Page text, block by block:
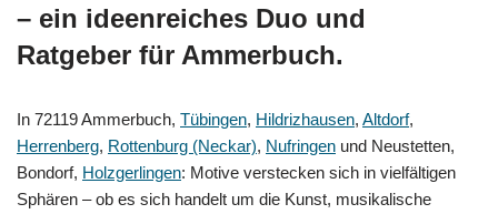
– ein ideenreiches Duo und
Ratgeber für Ammerbuch.
In 72119 Ammerbuch, Tübingen, Hildrizhausen, Altdorf,
Herrenberg, Rottenburg (Neckar), Nufringen und Neustetten,
Bondorf, Holzgerlingen: Motive verstecken sich in vielfältigen
Sphären – ob es sich handelt um die Kunst, musikalische